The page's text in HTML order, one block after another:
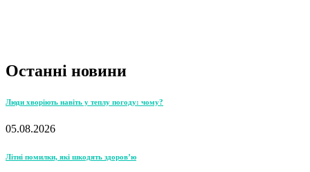
Останні новини
Люди хворіють навіть у теплу погоду: чому?
05.08.2026
Літні помилки, які шкодять здоров’ю